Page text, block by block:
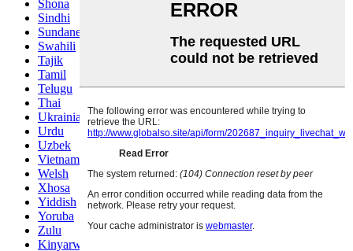
Shona
Sindhi
Sundanese
Swahili
Tajik
Tamil
Telugu
Thai
Ukrainian
Urdu
Uzbek
Vietnamese
Welsh
Xhosa
Yiddish
Yoruba
Zulu
Kinyarwanda